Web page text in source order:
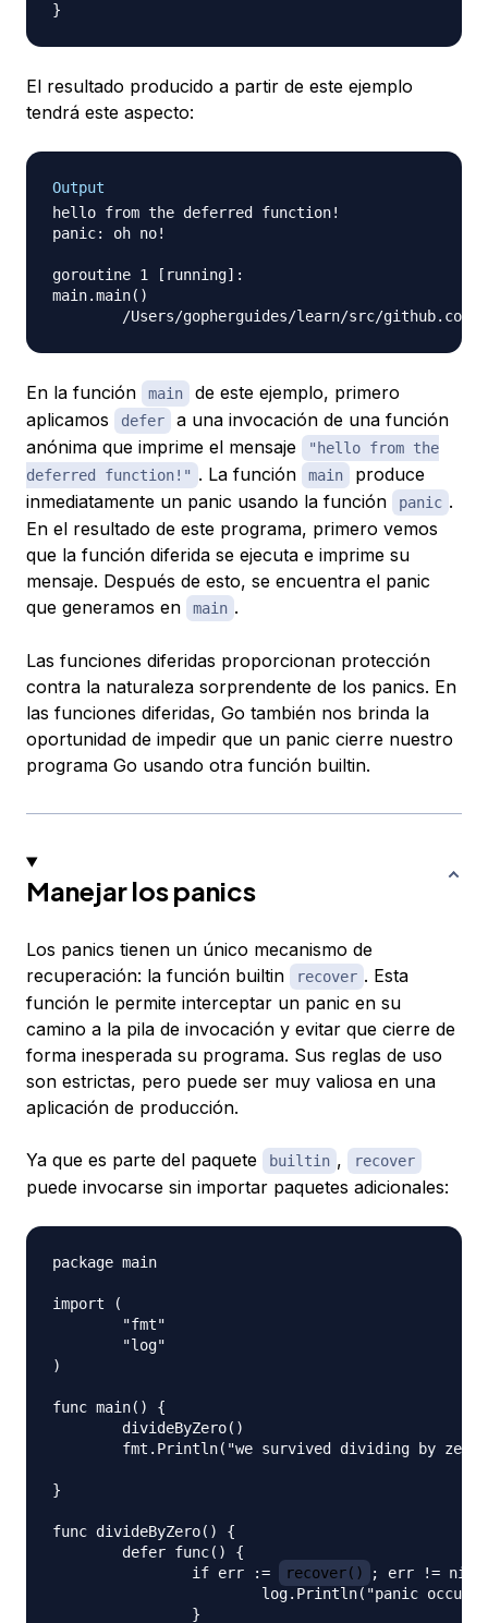
}
El resultado producido a partir de este ejemplo
tendrá este aspecto:
Output
hello from the deferred function!
panic: oh no!
goroutine 1 [running]:
main.main()
En la función main
de este ejemplo, primero
aplicamos
defer
a una invocación de una función
anónima que imprime el mensaje
"hello from the
deferred function!" . La función main
produce
inmediatamente un panic usando la función
panic .
En el resultado de este programa, primero vemos
que la función diferida se ejecuta e imprime su
mensaje. Después de esto, se encuentra el panic
que generamos en
main .
Las funciones diferidas proporcionan protección
contra la naturaleza sorprendente de los panics. En
las funciones diferidas, Go también nos brinda la
oportunidad de impedir que un panic cierre nuestro
programa Go usando otra función builtin.
Manejar los panics
Los panics tienen un único mecanismo de
recuperación: la función builtin
recover . Esta
función le permite interceptar un panic en su
camino a la pila de invocación y evitar que cierre de
forma inesperada su programa. Sus reglas de uso
son estrictas, pero puede ser muy valiosa en una
aplicación de producción.
Ya que es parte del paquete builtin , recover
puede invocarse sin importar paquetes adicionales:
package main
import (
)
func main() {
}
func divideByZero() {
		if err :=
recover()
; err != nil